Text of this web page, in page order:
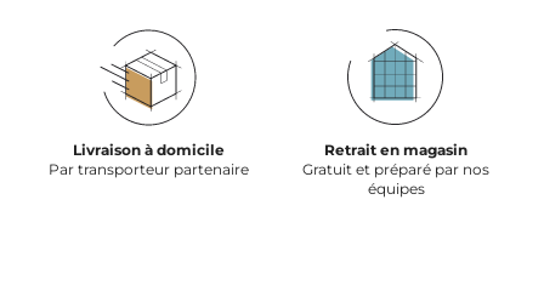
Livraison à domicile
Par transporteur partenaire
Retrait en magasin
Gratuit et préparé par nos
équipes